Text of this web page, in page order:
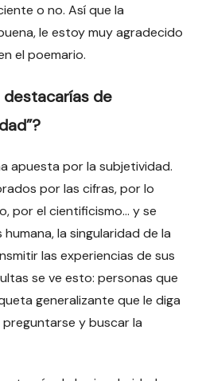
o no. Así que la
le estoy muy agradecido
el poemario.
destacarías de
apuesta por la subjetividad.
por las cifras, por lo
por el cientificismo… y se
la singularidad de la
las experiencias de sus
se ve esto: personas que
generalizante que le diga
y buscar la